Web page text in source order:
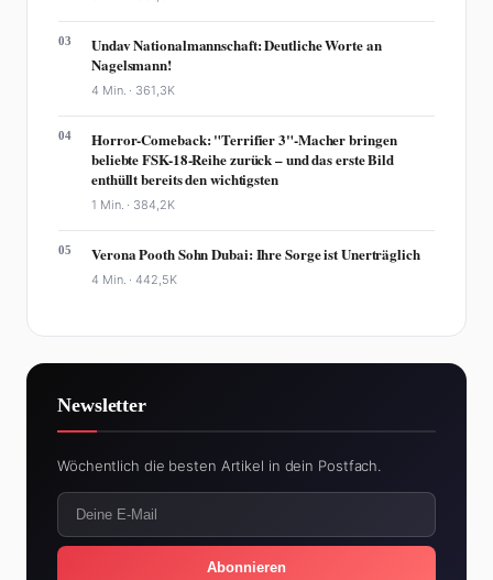
03
Undav Nationalmannschaft: Deutliche Worte an
Nagelsmann!
4 Min. · 361,3K
04
Horror-Comeback: "Terrifier 3"-Macher bringen
beliebte FSK-18-Reihe zurück – und das erste Bild
enthüllt bereits den wichtigsten
1 Min. · 384,2K
05 Verona Pooth Sohn Dubai: Ihre Sorge ist Unerträglich
4 Min. ·442,5K
Newsletter
Wöchentlich die besten Artikel in dein Postfach.
Abonnieren